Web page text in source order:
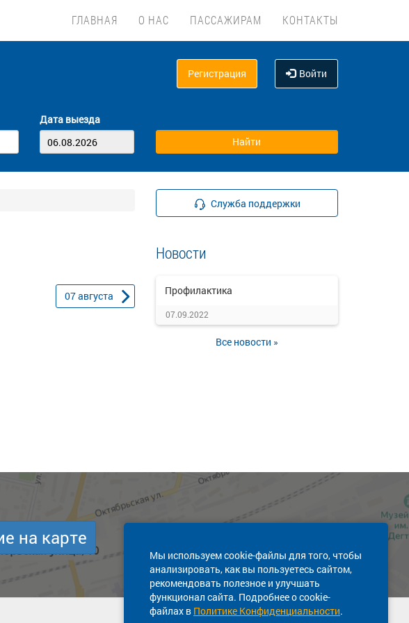
ГЛАВНАЯ О НАС ПАССАЖИРАМ КОНТАКТЫ
Регистрация Войти
Дата выезда
07августа
Служба поддержки
Новости
Профилактика
07.09.2022
Все новости »
Мы используем cookie-файлы для того, чтобы
анализировать, как вы пользуетесь сайтом,
рекомендовать полезное и улучшать
функционал сайта. Подробнее о cookie-
файлах в Политике Конфиденциальности.
на карте